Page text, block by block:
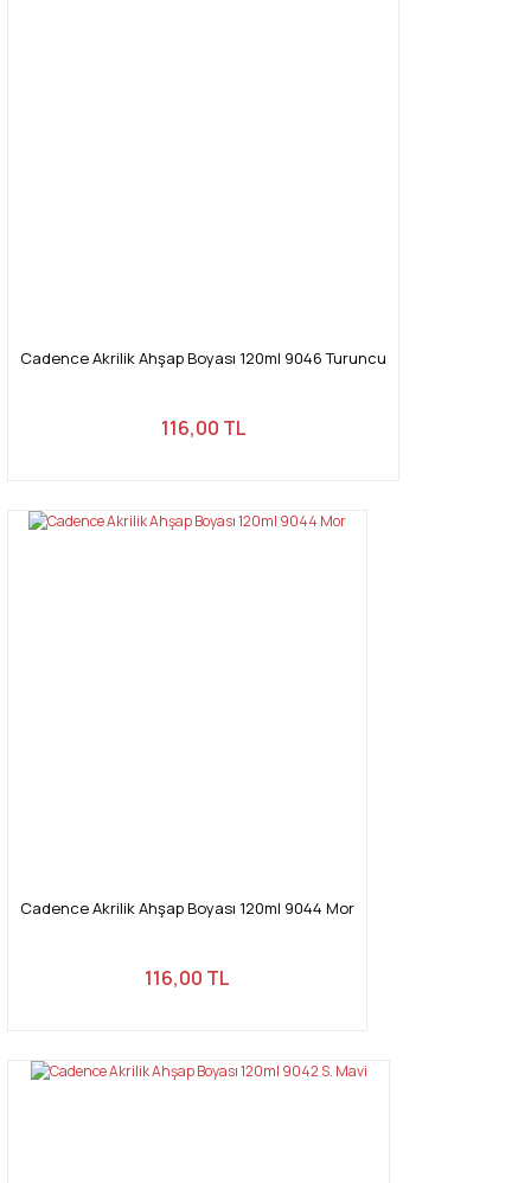
Cadence Akrilik Ahşap Boyası 120ml 9046 Turuncu
116,00 TL
Cadence Akrilik Ahşap Boyası 120ml 9044 Mor
116,00 TL